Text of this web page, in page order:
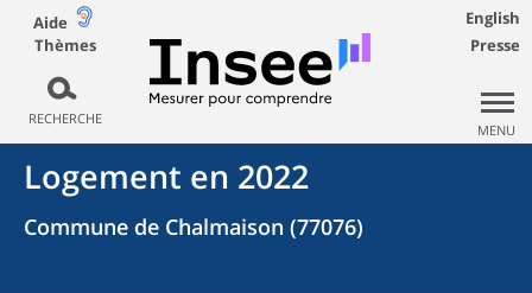
Aide
Thèmes
RECHERCHE
English
Presse
MENU
Logement en 2022
Commune de Chalmaison (77076)